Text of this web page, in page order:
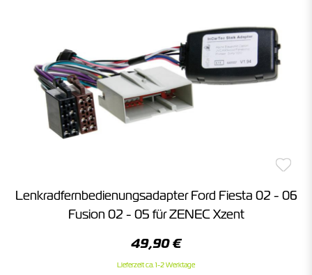
Lenkradfernbedienungsadapter Ford Fiesta 02 - 06
Fusion 02 - 05 für ZENEC Xzent
49,90 €
Lieferzeit ca. 1-2 Werktage